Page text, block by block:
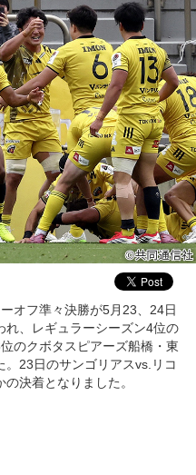
オフ準々決勝が5月23、24日
れ、レギュラーシーズン4位の
のクボタスピアーズ船橋・東
23日のサンゴリアスvs.リコ
決着となりました。